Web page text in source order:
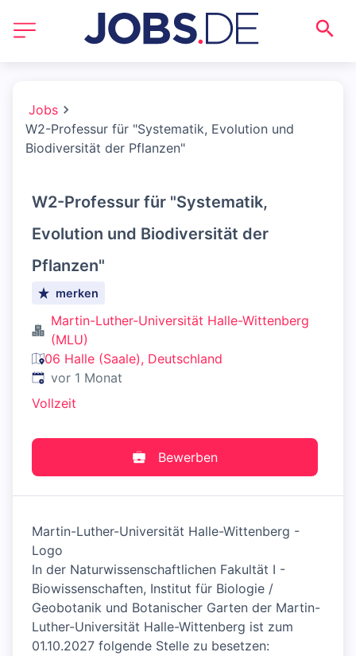
Jobs
W2-Professur für "Systematik, Evolution und
Biodiversität der Pflanzen"
W2-Professur für "Systematik,
Evolution und Biodiversität der
Pflanzen"
merken
Martin-Luther-Universität Halle-Wittenberg
(MLU)
06 Halle (Saale), Deutschland
Veröffentlicht:
vor 1 Monat
Vollzeit
Bewerben
Martin-Luther-Universität Halle-Wittenberg -
Logo
In der Naturwissenschaftlichen Fakultät I -
Biowissenschaften, Institut für Biologie /
Geobotanik und Botanischer Garten der Martin-
Luther-Universität Halle-Wittenberg ist zum
01.10.2027 folgende Stelle zu besetzen: